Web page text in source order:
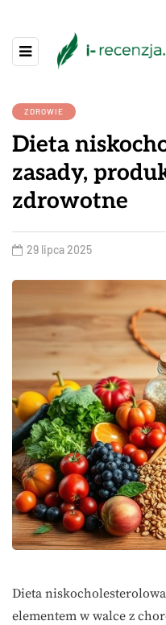
ZDROWIE
Dieta
zasady,
zdrowotne
29 lipca 2025
Dieta
elementem w walce z